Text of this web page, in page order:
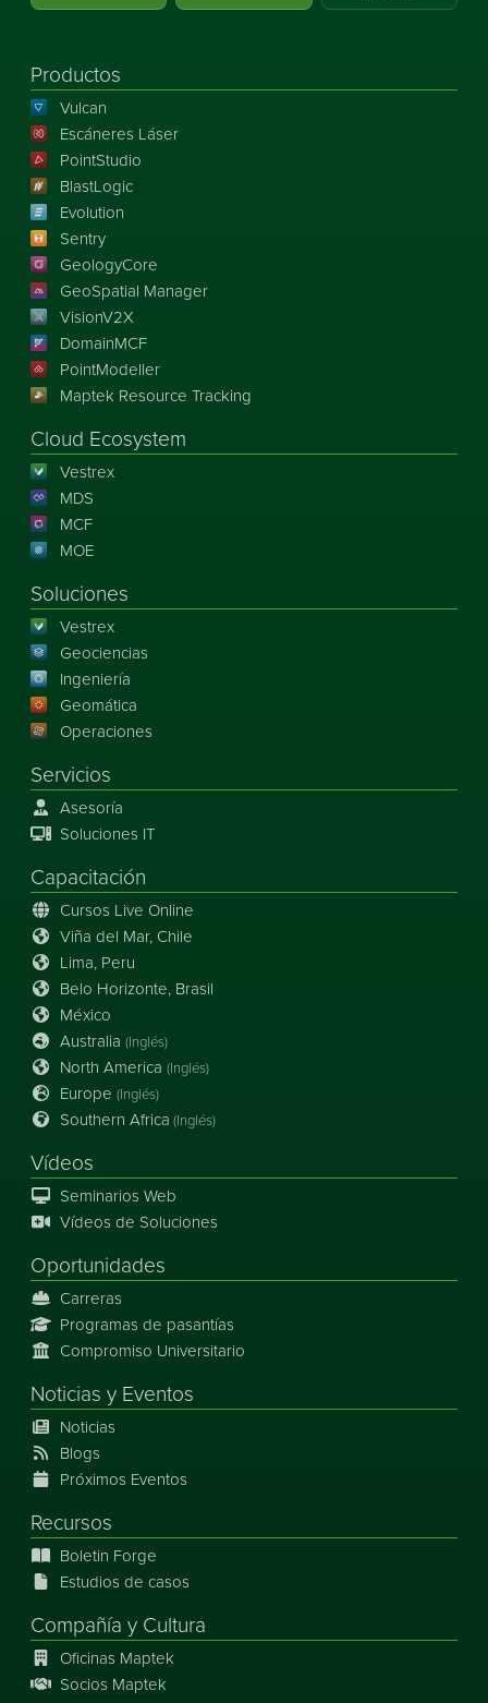
Productos
Vulcan
Escáneres Láser
PointStudio
BlastLogic
Evolution
Sentry
GeologyCore
GeoSpatial Manager
VisionV2X
DomainMCF
PointModeller
Maptek Resource Tracking
Cloud Ecosystem
Vestrex
MDS
MCF
MOE
Soluciones
Vestrex
Geociencias
Ingeniería
Geomática
Operaciones
Servicios
Asesoría
Soluciones IT
Capacitación
Cursos Live Online
Viña del Mar, Chile
Lima, Peru
Belo Horizonte, Brasil
México
Australia (Inglés)
North America (Inglés)
Europe (Inglés)
Southern Africa (Inglés)
Vídeos
Seminarios Web
Vídeos de Soluciones
Oportunidades
Carreras
Programas de pasantías
Compromiso Universitario
Noticias y Eventos
Noticias
Blogs
Próximos Eventos
Recursos
Boletin Forge
Estudios de casos
Compañía y Cultura
Oficinas Maptek
Socios Maptek